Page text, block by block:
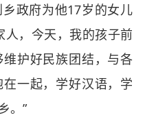
政府为他17岁的女儿
人，今天，我的孩子前
护好民族团结，与各
一起，学好汉语，学
。”